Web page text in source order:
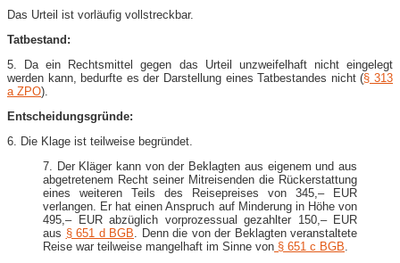
Das Urteil ist vorläufig vollstreckbar.
Tatbestand:
5. Da ein Rechtsmittel gegen das Urteil unzweifelhaft nicht eingelegt
werden kann, bedurfte es der Darstellung eines Tatbestandes nicht (§ 313
a ZPO).
Entscheidungsgründe:
6. Die Klage ist teilweise begründet.
7. Der Kläger kann von der Beklagten aus eigenem und aus
abgetretenem Recht seiner Mitreisenden die Rückerstattung
eines weiteren Teils des Reisepreises von 345,– EUR
verlangen. Er hat einen Anspruch auf Minderung in Höhe von
495,– EUR abzüglich vorprozessual gezahlter 150,– EUR
aus § 651 d BGB . Denn die von der Beklagten veranstaltete
Reise war teilweise mangelhaft im Sinne von § 651 c BGB